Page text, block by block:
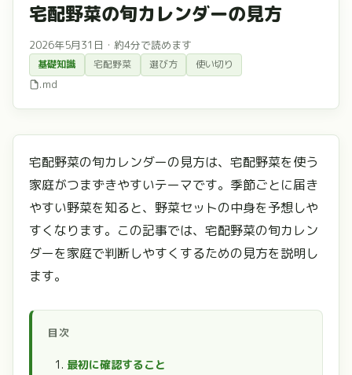
宅配野菜の旬カレンダーの見方
2026年5月31日 ・ 約4分で読めます
基礎知識 宅配野菜 選び方 使い切り
.md
宅配野菜の旬カレンダーの見方は、宅配野菜を使う
家庭がつまずきやすいテーマです。季節ごとに届き
やすい野菜を知ると、野菜セットの中身を予想しや
すくなります。この記事では、宅配野菜の旬カレン
ダーを家庭で判断しやすくするための見方を説明し
ます。
目次
最初に確認すること